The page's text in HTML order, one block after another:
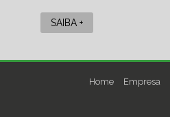
SAIBA +
Home Empresa